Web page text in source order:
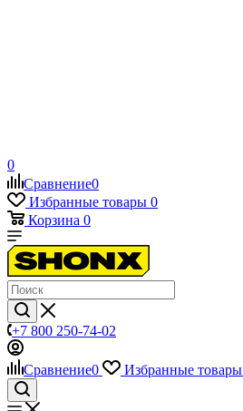
0
Сравнение0
Избранные товары 0
Корзина 0
+7 800 250-74-02
Сравнение0 Избранные товары